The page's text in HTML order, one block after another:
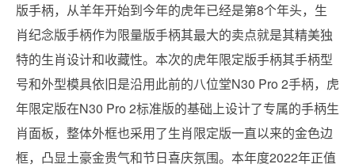
版手柄，从羊年开始到今年的虎年已经是第8个年头，生
肖纪念版手柄作为限量版手柄其最大的卖点就是其精美独
特的生肖设计和收藏性。本次的虎年限定版手柄其手柄型
号和外型模具依旧是沿用此前的八位堂N30 Pro 2手柄，虎
年限定版在N30 Pro 2标准版的基础上设计了专属的手柄生
肖面板，整体外框也采用了生肖限定版一直以来的金色边
框，凸显土豪金贵气和节日喜庆氛围。本年度2022年正值